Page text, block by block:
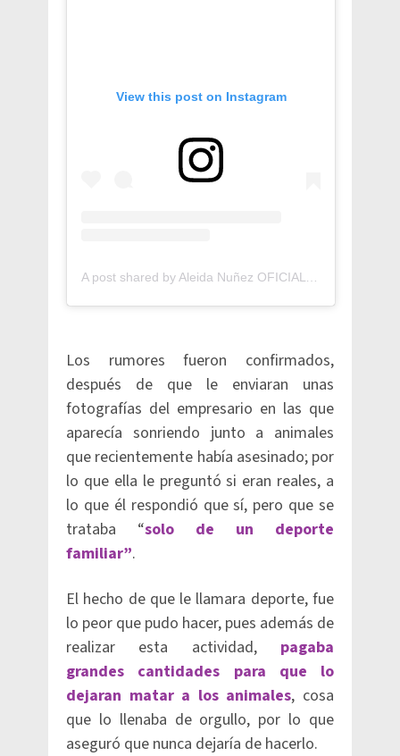
View this post on Instagram
Los rumores fueron confirmados,
después de que le enviaran unas
fotografías del empresario en las que
aparecía sonriendo junto a animales
que recientemente había asesinado; por
lo que ella le preguntó si eran reales, a
lo que él respondió que sí, pero que se
trataba “solo de un deporte
familiar”.
El hecho de que le llamara deporte, fue
lo peor que pudo hacer, pues además de
realizar esta actividad, pagaba
grandes cantidades para que lo
dejaran matar a los animales, cosa
que lo llenaba de orgullo, por lo que
aseguró que nunca dejaría de hacerlo.